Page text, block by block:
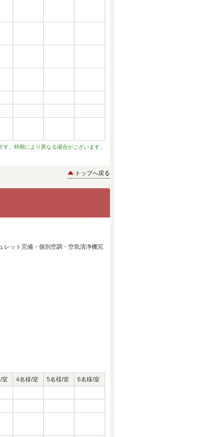
。時期により異なる場合がございます。
トップへ戻る
レット完備・個別空調・空気清浄機完
室 4名様/室 5名様/室
6名様/室